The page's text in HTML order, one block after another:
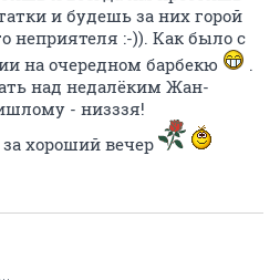
и будешь за них горой
неприятеля :-)). Как было с
на очередном барбекю
.
над недалёким Жан-
- низззя!
хороший вечер